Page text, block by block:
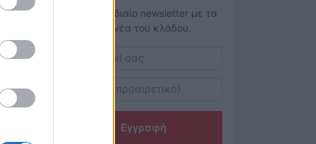
Το εβδομαδιαίο newsletter με τα
κορυφαία νέα του κλάδου.
Εγγραφή